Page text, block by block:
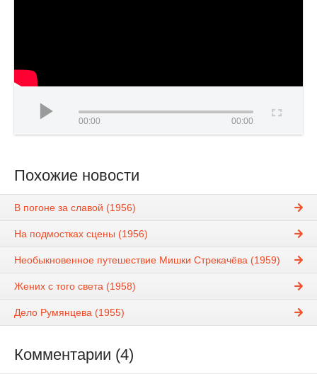
00:00 00:00
Похожие новости
В погоне за славой (1956)
На подмостках сцены (1956)
Необыкновенное путешествие Мишки Стрекачёва (1959)
Жених с того света (1958)
Дело Румянцева (1955)
Комментарии (4)